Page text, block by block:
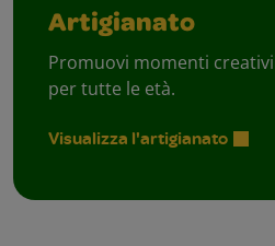
Artigianato
Promuovi momenti
per tutte le età.
Visualizza l'artigianato